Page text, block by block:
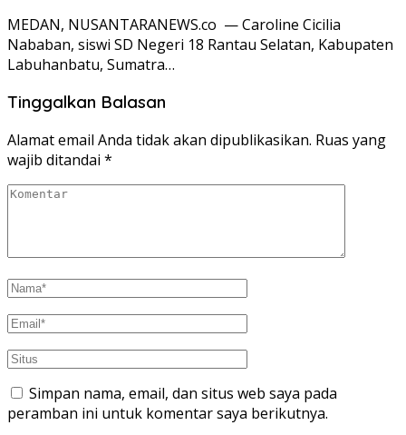
MEDAN, NUSANTARANEWS.co — Caroline Cicilia
Nababan, siswi SD Negeri 18 Rantau Selatan, Kabupaten
Labuhanbatu, Sumatra…
Tinggalkan Balasan
Alamat email Anda tidak akan dipublikasikan. Ruas yang
wajib ditandai *
Simpan nama, email, dan situs web saya pada
peramban ini untuk komentar saya berikutnya.